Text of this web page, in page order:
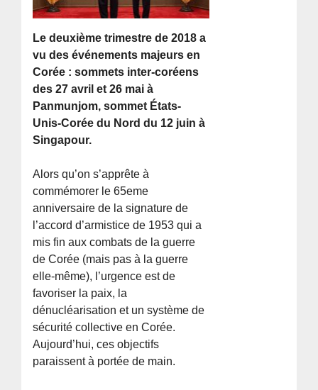
Le deuxième trimestre de 2018 a
vu des événements majeurs en
Corée : sommets inter-coréens
des 27 avril et 26 mai à
Panmunjom, sommet États-
Unis-Corée du Nord du 12 juin à
Singapour.
Alors qu’on s’apprête à
commémorer le 65eme
anniversaire de la signature de
l’accord d’armistice de 1953 qui a
mis fin aux combats de la guerre
de Corée (mais pas à la guerre
elle-même), l’urgence est de
favoriser la paix, la
dénucléarisation et un système de
sécurité collective en Corée.
Aujourd’hui, ces objectifs
paraissent à portée de main.